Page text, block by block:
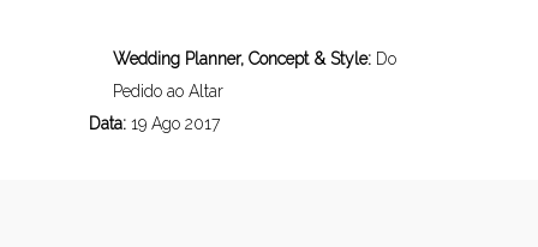
Wedding Planner, Concept & Style: Do
Pedido ao Altar
Data: 19 Ago 2017